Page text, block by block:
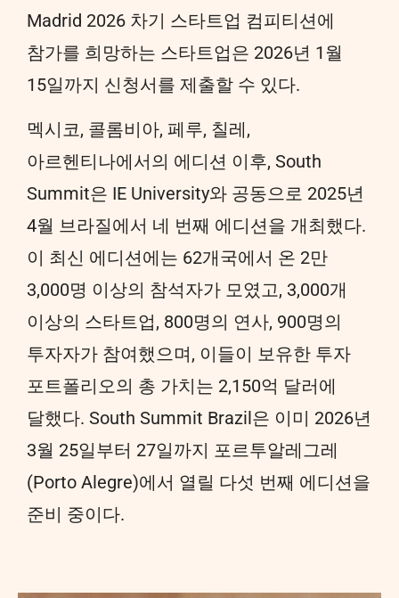
Madrid 2026 차기 스타트업 컴피티션에
참가를 희망하는 스타트업은 2026년 1월
15일까지 신청서를 제출할 수 있다.
멕시코, 콜롬비아, 페루, 칠레,
아르헨티나에서의 에디션 이후, South
Summit은 IE University와 공동으로 2025년
4월 브라질에서 네 번째 에디션을 개최했다.
이 최신 에디션에는 62개국에서 온 2만
3,000명 이상의 참석자가 모였고, 3,000개
이상의 스타트업, 800명의 연사, 900명의
투자자가 참여했으며, 이들이 보유한 투자
포트폴리오의 총 가치는 2,150억 달러에
달했다. South Summit Brazil은 이미 2026년
3월 25일부터 27일까지 포르투알레그레
(Porto Alegre)에서 열릴 다섯 번째 에디션을
준비 중이다.